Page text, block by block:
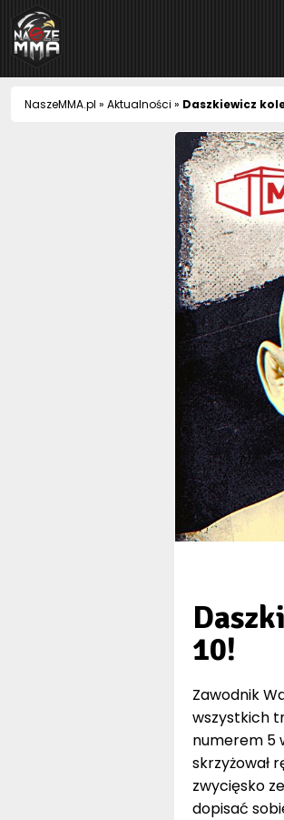
NaszeMMA
NaszeMMA.pl » Aktualności » Daszkiewicz
10!
Zawodnik
wszystkich
numerem 5
skrzyżował
zwycięsko
dopisać